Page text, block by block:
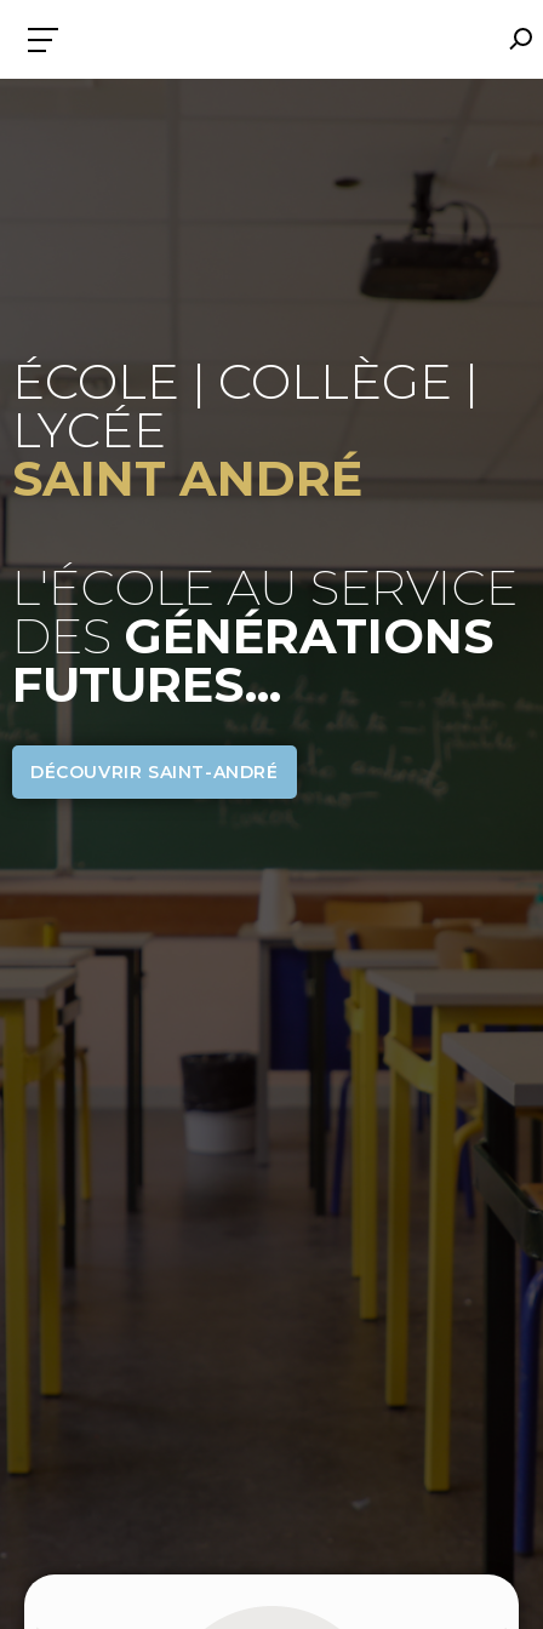
ÉCOLE | COLLÈGE |
LYCÉE
SAINT ANDRÉ
L'ÉCOLE AU SERVICE
DES GÉNÉRATIONS
FUTURES...
DÉCOUVRIR SAINT-ANDRÉ